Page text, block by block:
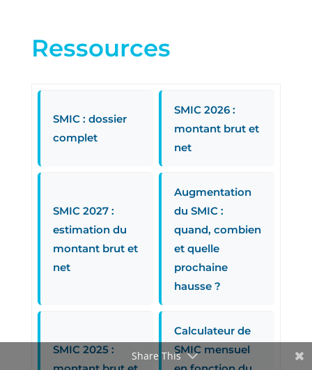
Ressources
SMIC : dossier
complet
SMIC 2026 :
montant brut et
net
SMIC 2027 :
estimation du
montant brut et
net
Augmentation
du SMIC :
quand, combien
et quelle
prochaine
hausse ?
SMIC 2025 :
Calculateur de
SMIC mensuel
Share This